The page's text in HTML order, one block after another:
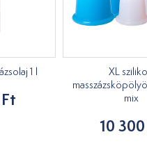
1 l
XL
mix
10